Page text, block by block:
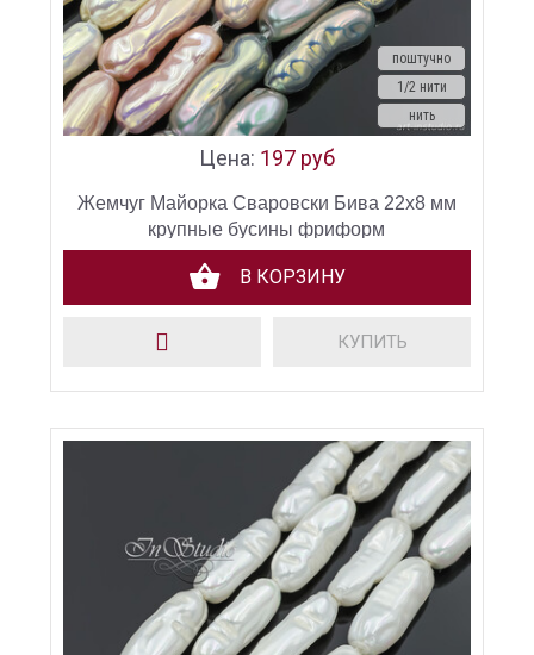
поштучно
1/2 нити
нить
Цена: 197 руб
Жемчуг Майорка Сваровски Бива 22х8 мм
крупные бусины фриформ
В КОРЗИНУ
КУПИТЬ